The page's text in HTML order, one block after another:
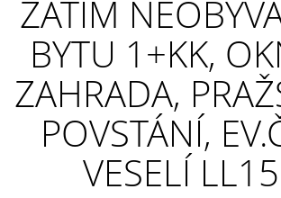
ZATÍM
BYTU 1+KK,
ZAHRADA,
POVSTÁNÍ,
VESELÍ